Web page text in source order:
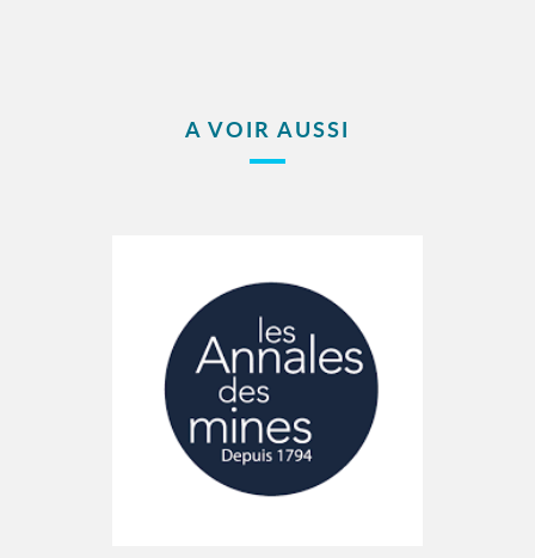
A VOIR AUSSI